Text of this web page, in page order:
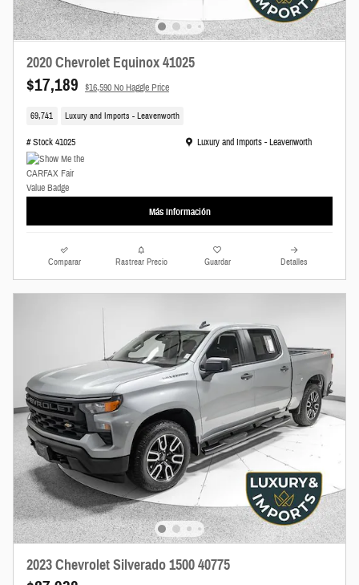
2020 Chevrolet Equinox 41025
$17,189 $16,590 No Haggle Price
69,741 Luxury and Imports - Leavenworth
# Stock 41025 Ubicación: Luxury and Imports - Leavenworth
Luxury and Imports - Leavenworth
Más Información
Comparar Rastrear Precio Guardar Detalles
2023 Chevrolet Silverado 1500 40775